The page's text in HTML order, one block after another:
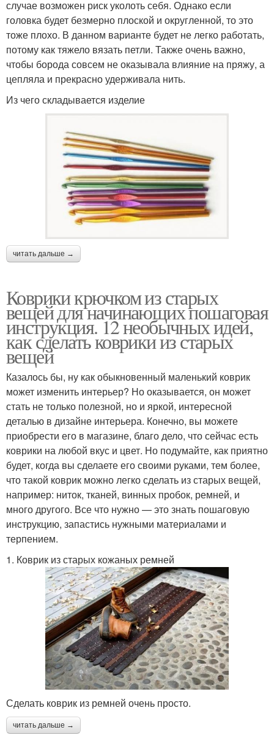
случае возможен риск уколоть себя. Однако если
головка будет безмерно плоской и округленной, то это
тоже плохо. В данном варианте будет не легко работать,
потому как тяжело вязать петли. Также очень важно,
чтобы борода совсем не оказывала влияние на пряжу, а
цепляла и прекрасно удерживала нить.
Из чего складывается изделие
читать дальше →
Коврики крючком из старых
вещей для начинающих пошаговая
инструкция. 12 необычных идей,
как сделать коврики из старых
вещей
Казалось бы, ну как обыкновенный маленький коврик
может изменить интерьер? Но оказывается, он может
стать не только полезной, но и яркой, интересной
деталью в дизайне интерьера. Конечно, вы можете
приобрести его в магазине, благо дело, что сейчас есть
коврики на любой вкус и цвет. Но подумайте, как приятно
будет, когда вы сделаете его своими руками, тем более,
что такой коврик можно легко сделать из старых вещей,
например: ниток, тканей, винных пробок, ремней, и
много другого. Все что нужно — это знать пошаговую
инструкцию, запастись нужными материалами и
терпением.
1. Коврик из старых кожаных ремней
Сделать коврик из ремней очень просто.
читать дальше →